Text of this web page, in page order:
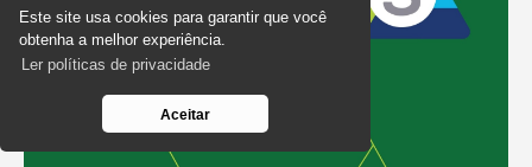
Este site usa cookies para garantir que você
obtenha a melhor experiência.
Ler políticas de privacidade
Aceitar